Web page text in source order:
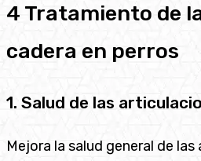
4 Tratamiento de
cadera en perros
1. Salud de las
Mejora la salud general de